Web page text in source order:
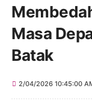
Masa
Batak
2/04/2026 10:45:00